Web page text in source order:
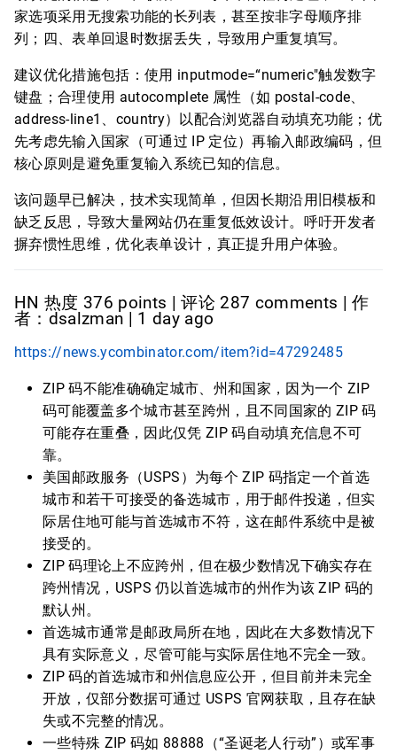
家选项采用无搜索功能的长列表，甚至按非字母顺序排
列；四、表单回退时数据丢失，导致用户重复填写。
建议优化措施包括：使用 inputmode=“numeric"触发数字
键盘；合理使用 autocomplete 属性（如 postal-code、
address-line1、country）以配合浏览器自动填充功能；优
先考虑先输入国家（可通过 IP 定位）再输入邮政编码，但
核心原则是避免重复输入系统已知的信息。
该问题早已解决，技术实现简单，但因长期沿用旧模板和
缺乏反思，导致大量网站仍在重复低效设计。呼吁开发者
摒弃惯性思维，优化表单设计，真正提升用户体验。
HN 热度 376 points | 评论 287 comments | 作
者：dsalzman | 1 day ago
https://news.ycombinator.com/item?id=47292485
ZIP 码不能准确确定城市、州和国家，因为一个 ZIP
码可能覆盖多个城市甚至跨州，且不同国家的 ZIP 码
可能存在重叠，因此仅凭 ZIP 码自动填充信息不可
靠。
美国邮政服务（USPS）为每个 ZIP 码指定一个首选
城市和若干可接受的备选城市，用于邮件投递，但实
际居住地可能与首选城市不符，这在邮件系统中是被
接受的。
ZIP 码理论上不应跨州，但在极少数情况下确实存在
跨州情况，USPS 仍以首选城市的州作为该 ZIP 码的
默认州。
首选城市通常是邮政局所在地，因此在大多数情况下
具有实际意义，尽管可能与实际居住地不完全一致。
ZIP 码的首选城市和州信息应公开，但目前并未完全
开放，仅部分数据可通过 USPS 官网获取，且存在缺
失或不完整的情况。
一些特殊 ZIP 码如 88888（“圣诞老人行动”）或军事